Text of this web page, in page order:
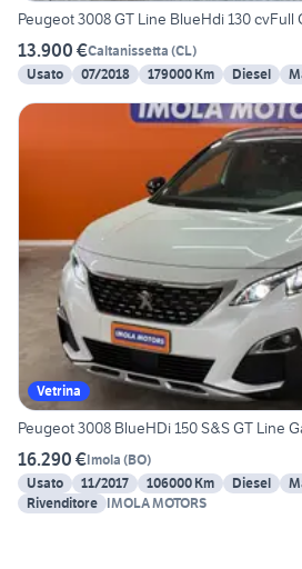
Peugeot 3008 GT Line
13.900 €Caltanissetta (CL)
Usato
07/2018 179000 Km Diesel
Vetrina
Peugeot 3008 BlueHDi 150 S&S GT Line
16.290 €Imola (BO)
Usato
11/2017 106000 Km Diesel
Rivenditore IMOLA MOTORS